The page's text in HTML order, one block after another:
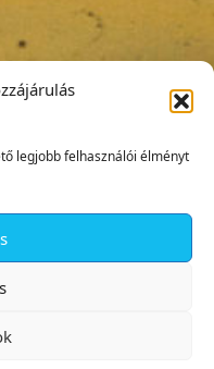
legjobb felhasználói élményt
✕